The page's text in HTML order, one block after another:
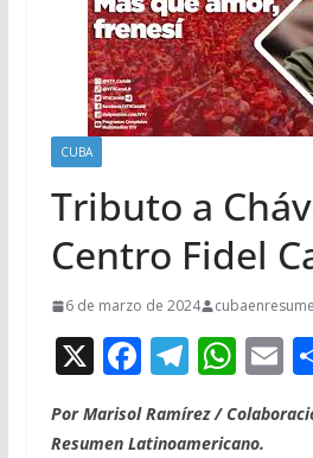
CUBA
Tributo a
Centro Fidel
6 de marzo de 2024
X F
ac
e
T
el
e
W
h
at
E
ai
Por Marisol Ramírez /
Resumen Latinoamericano.